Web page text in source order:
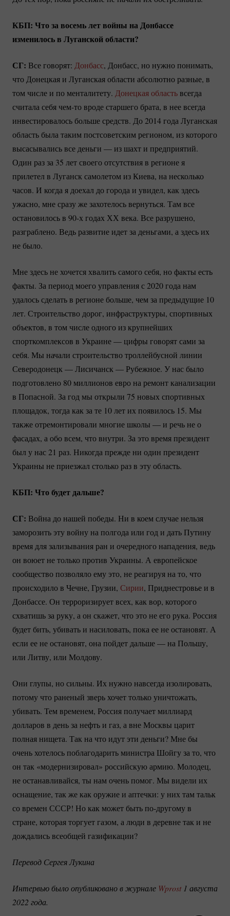
КБП: Что за восемь лет войны на Донбассе
изменилось в Луганской области?
СГ: Все говорят: Донбасс, Донбасс, но нужно понимать,
что Донецкая и Луганская области абсолютно разные, в
том числе и по менталитету. Донецкая областьвсегда
считала себячем-товроде старшего брата, в нее всегда
инвестировалось больше средств. До 2014 года Луганская
область была таким постсоветским регионом, из которого
высасывались все деньги — из шахт и предприятий.
Один раз за 35 лет своего отсутствия в регионе я
прилетел в Луганск самолетом из Киева, на несколько
часов. И когда я доехал до города и увидел, как здесь
ужасно, мне сразу же захотелось вернуться. Там все
остановилось в 90-х годах ХХ века. Все разрушено,
разграблено. Ведь развитие идет за деньгами, а здесь их
не было.
Мне здесь не хочется хвалить самого себя, но факты есть
факты. За период моего управления с 2020 года нам
удалось сделать в регионе больше, чем за предыдущие 10
лет. Строительство дорог, инфраструктуры, спортивных
объектов, в том числе одного из крупнейших
спорткомплексов в Украине — цифры говорят сами за
себя. Мы начали строительство троллейбусной линии
Северодонецк — Лисичанск — Рубежное. У нас было
подготовлено 80 миллионов евро на ремонт канализации
в Попасной. За год мы открыли 75 новых спортивных
площадок, тогда как за те 10 лет их появилось 15. Мы
также отремонтировали многие школы — и речь не о
фасадах, а обо всем, что внутри. За это время президент
был у нас 21 раз. Никогда прежде ни один президент
Украины не приезжал столько раз в эту область.
КБП: Что будет дальше?
СГ: Война до нашей победы. Ни в коем случае нельзя
заморозить эту войну на полгода или год и дать Путину
время для зализывания ран и очередного нападения, ведь
он воюет не только против Украины. А европейское
сообщество позволяло ему это, не реагируя на то, что
происходило в Чечне, Грузии, Сирии, Приднестровье и в
Донбассе. Он терроризирует всех, как вор, которого
схватишь за руку, а он скажет, что это не его рука. Россия
будет бить, убивать и насиловать, пока ее не остановят. А
если ее не остановят, она пойдет дальше — на Польшу,
или Литву, или Молдову.
Они глупы, но сильны. Их нужно навсегда изолировать,
потому что раненый зверь хочет только уничтожать,
убивать. Тем временем, Россия получает миллиард
долларов в день за нефть и газ, а вне Москвы царит
полная нищета. Так на что идут эти деньги? Мне бы
очень хотелось поблагодарить министра Шойгу за то, что
он так «модернизировал» российскую армию. Молодец,
не останавливайся, ты нам очень помог. Мы видели их
оснащение, так же как оружие и аптечки: у них там тальк
со времен СССР! Но как может бытьпо-другомув
стране, которая торгует газом, а люди в деревне так и не
дождались всеобщей газификации?
Перевод Сергея Лукина
Интервью было опубликовано в журнале Wprost 1 августа
2022 года.